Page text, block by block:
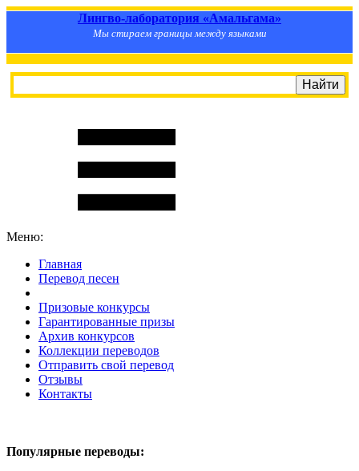
Лингво-лаборатория «Амальгама»
Мы стираем границы между языками
Меню:
Главная
Перевод песен
Призовые конкурсы
Гарантированные призы
Архив конкурсов
Коллекции переводов
Отправить свой перевод
Отзывы
Контакты
Популярные переводы: